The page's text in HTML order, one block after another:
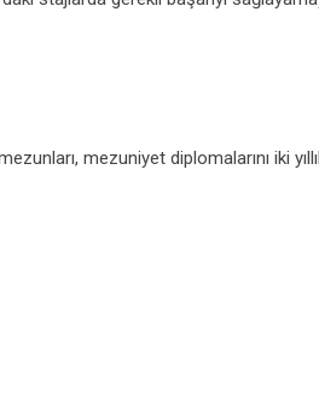
mezuniyet diplomalarını iki